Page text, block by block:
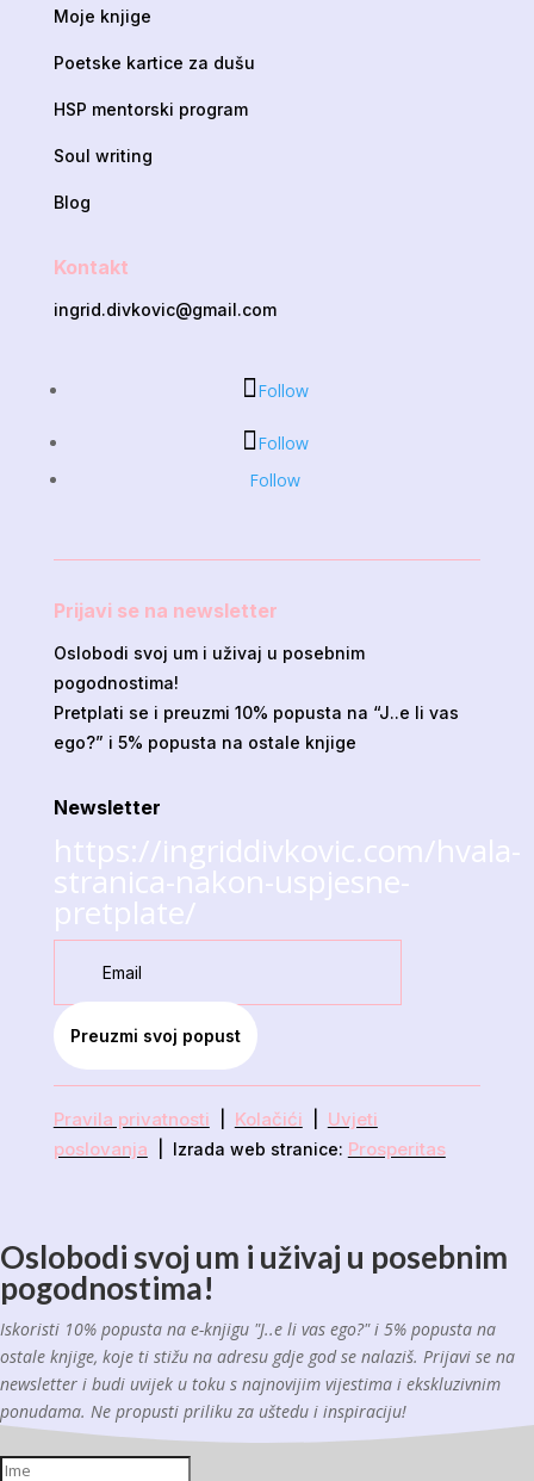
Moje knjige
Poetske kartice za dušu
HSP mentorski program
Soul writing
Blog
Kontakt
ingrid.divkovic@gmail.com
Follow
Follow
Follow
Prijavi se na newsletter
Oslobodi svoj um i uživaj u posebnim
pogodnostima!
Pretplati se i preuzmi 10% popusta na “J..e li vas
ego?” i 5% popusta na ostale knjige
Newsletter
https://ingriddivkovic.com/hvala-
stranica-nakon-uspjesne-
pretplate/
Preuzmi svoj popust
Pravila privatnosti Kolačići
Uvjeti
poslovanja | Izrada web stranice: Prosperitas
Oslobodi svoj um i uživaj u posebnim
pogodnostima!
Iskoristi 10% popusta na e-knjigu "J..e li vas ego?" i 5% popusta na
ostale knjige, koje ti stižu na adresu gdje god se nalaziš. Prijavi se na
newsletter i budi uvijek u toku s najnovijim vijestima i ekskluzivnim
ponudama. Ne propusti priliku za uštedu i inspiraciju!